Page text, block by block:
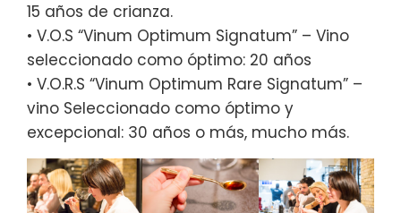
15 años de crianza.
• V.O.S “Vinum Optimum Signatum” – Vino
seleccionado como óptimo: 20 años
• V.O.R.S “Vinum Optimum Rare Signatum” –
vino Seleccionado como óptimo y
excepcional: 30 años o más, mucho más.